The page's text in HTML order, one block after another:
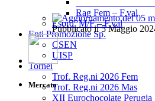
Rag Fem – F.val
Esord. M/F – F.val
Enti Promozione Sp.
CSEN
UISP
Tornei
Trof. Reg.ni 2026 Fem
Trof. Reg.ni 2026 Mas
XII Eurochocolate Perugia
Pubblicato il 5 Maggio
Mercato